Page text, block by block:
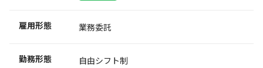
雇用形態 業務委託
勤務形態 自由シフト制